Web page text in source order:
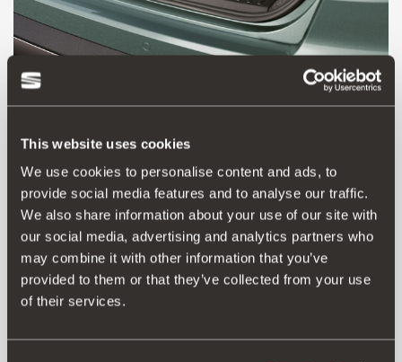
This website uses cookies
We use cookies to personalise content and ads, to
provide social media features and to analyse our traffic.
We also share information about your use of our site with
our social media, advertising and analytics partners who
may combine it with other information that you’ve
provided to them or that they’ve collected from your use
of their services.
superior como inferior del maletero.
Esta bandeja es de moqueta por una cara y superficie
plástica por la otra, de esta forma se adapta a todas
sus necesidades, estética idéntica al estado de serie y
por otro lado puede transportar objetos húmedos y
sucios sin dañar el maletero.